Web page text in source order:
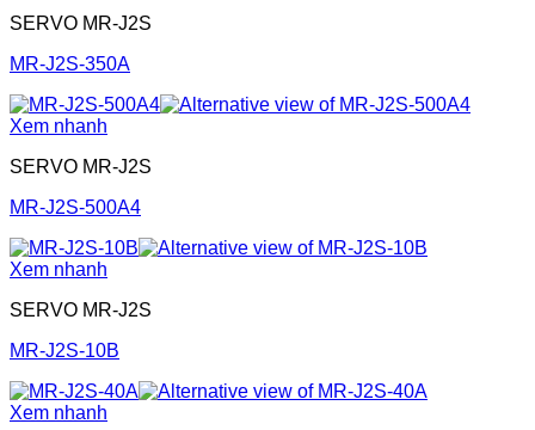
SERVO MR-J2S
MR-J2S-350A
Xem nhanh
SERVO MR-J2S
MR-J2S-500A4
Xem nhanh
SERVO MR-J2S
MR-J2S-10B
Xem nhanh